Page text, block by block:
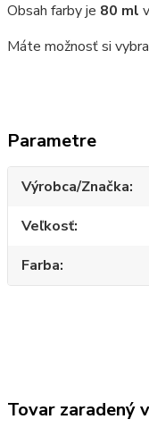
Obsah farby je 80 ml
Máte možnosť si
Parametre
Výrobca/Značka
Veľkosť
Farba
Tovar zaradený